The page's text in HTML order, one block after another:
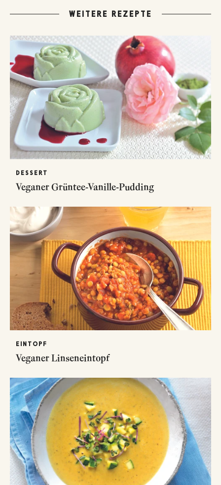
WEITERE REZEPTE
DESSERT
Veganer Grüntee-Vanille-Pudding
EINTOPF
Veganer Linseneintopf